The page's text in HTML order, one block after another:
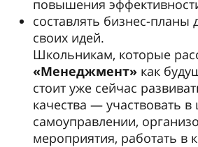
повышения
составлять бизнес-планы
своих идей.
Школьникам, которые
«Менеджмент» как
стоит уже сейчас
качества — участвовать
самоуправлении,
мероприятия, работать в